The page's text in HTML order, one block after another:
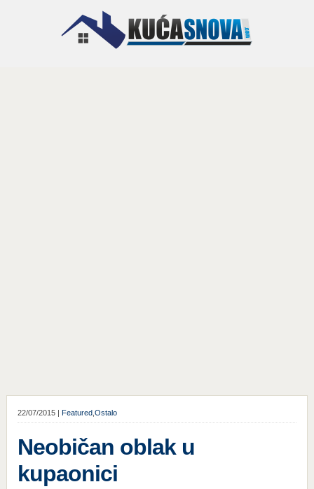
22/07/2015 | Featured, Ostalo
Neobičan oblak u
kupaonici